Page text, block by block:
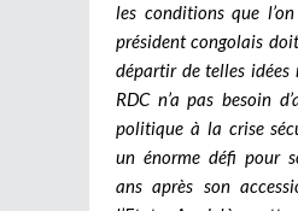
les conditions que
président congolais
départir de telles idées
RDC n’a pas besoin
politique à la crise
un énorme défi pour
ans après son